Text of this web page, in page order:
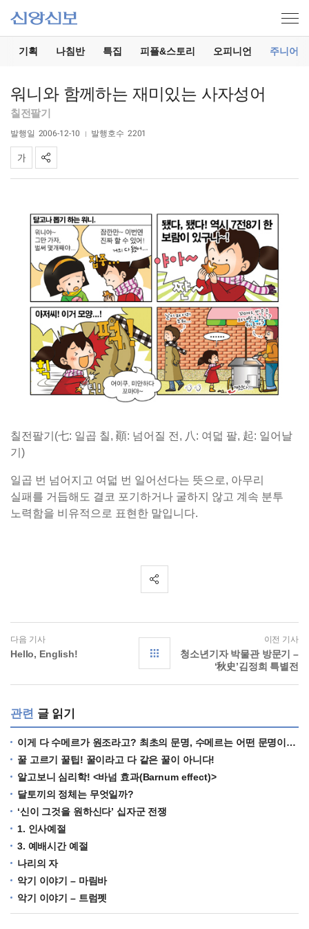
기획 나침반 특집 피플&스토리 오피니언 주니어
워니와 함께하는 재미있는 사자성어
칠전팔기
발행일 2006-12-10 발행호수 2201
칠전팔기(七: 일곱 칠, 顚: 넘어질 전, 八: 여덟 팔, 起: 일어날
기)
일곱 번 넘어지고 여덟 번 일어선다는 뜻으로, 아무리
실패를 거듭해도 결코 포기하거나 굴하지 않고 계속 분투
노력함을 비유적으로 표현한 말입니다.
다음 기사
Hello, English!
이전 기사
청소년기자 박물관 방문기 –
‘秋史’김정희 특별전
관련 글 읽기
이게 다 수메르가 원조라고? 최초의 문명, 수메르는 어떤 문명이었을까?
꿀 고르기 꿀팁! 꿀이라고 다 같은 꿀이 아니다!
알고보니 심리학! <바넘 효과(Barnum effect)>
달토끼의 정체는 무엇일까?
‘신이 그것을 원하신다’ 십자군 전쟁
1. 인사예절
3. 예배시간 예절
나리의 자
악기 이야기 – 마림바
악기 이야기 – 트럼펫